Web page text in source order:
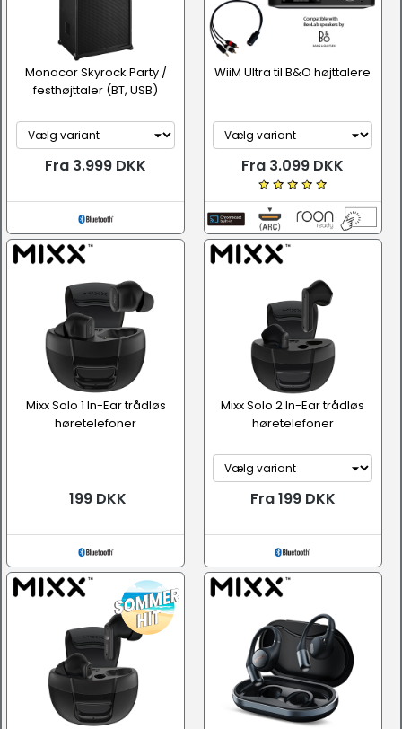
Monacor Skyrock Party /
festhøjttaler (BT, USB)
Fra 3.999 DKK
WiiM Ultra til B&O højttalere
Fra 3.099 DKK
Mixx Solo 1 In-Ear trådløs
høretelefoner
199 DKK
Mixx Solo 2 In-Ear trådløs
høretelefoner
Fra 199 DKK